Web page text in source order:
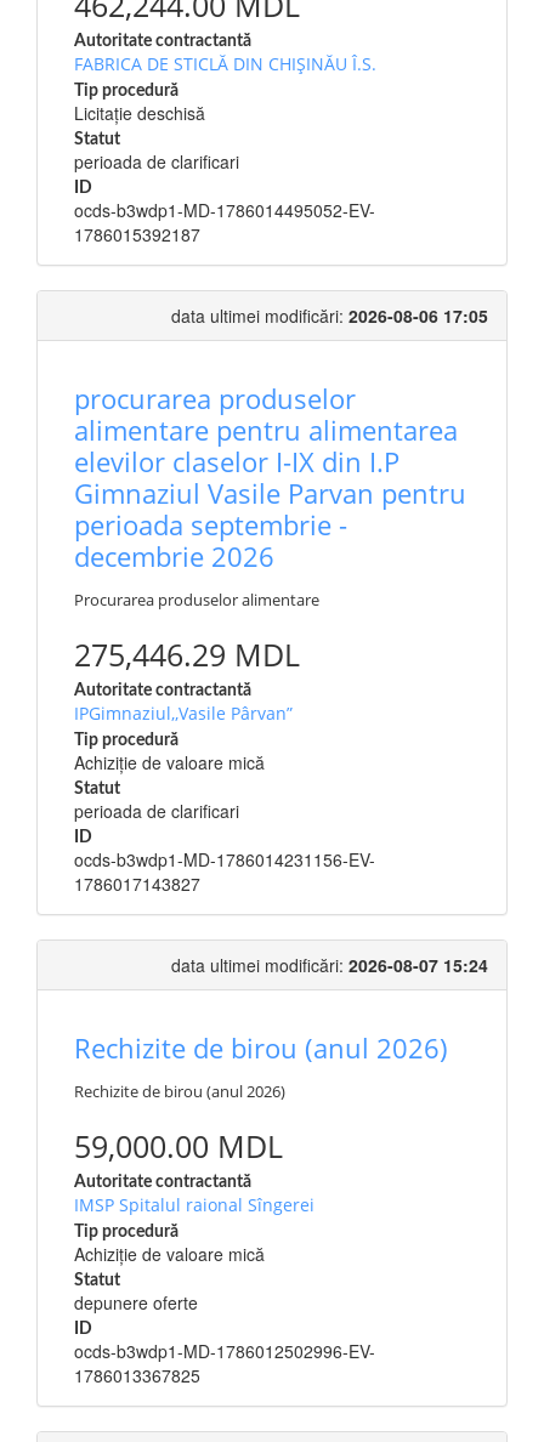
Autoritate contractantă
FABRICA DE STICLĂ DIN CHIŞINĂU Î.S.
Tip procedură
Licitație deschisă
Statut
perioada de clarificari
ID
ocds-b3wdp1-MD-1786014495052-EV-
1786015392187
data ultimei modificări: 2026-08-06 17:05
procurarea produselor
alimentare pentru alimentarea
elevilor claselor I-IX din I.P
Gimnaziul Vasile Parvan pentru
perioada septembrie -
decembrie 2026
Procurarea produselor alimentare
275,446.29 MDL
Autoritate contractantă
IPGimnaziul,,Vasile Pârvan”
Tip procedură
Achiziție de valoare mică
Statut
perioada de clarificari
ID
ocds-b3wdp1-MD-1786014231156-EV-
1786017143827
data ultimei modificări: 2026-08-07 15:24
Rechizite de birou (anul 2026)
Rechizite de birou (anul 2026)
59,000.00 MDL
Autoritate contractantă
IMSP Spitalul raional Sîngerei
Tip procedură
Achiziție de valoare mică
Statut
depunere oferte
ID
ocds-b3wdp1-MD-1786012502996-EV-
1786013367825